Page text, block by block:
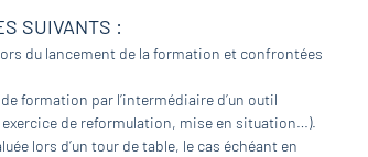
SUIVANTS :
du lancement de la formation et confrontées
formation par l’intermédiaire d’un outil
de reformulation, mise en situation…).
lors d’un tour de table, le cas échéant en